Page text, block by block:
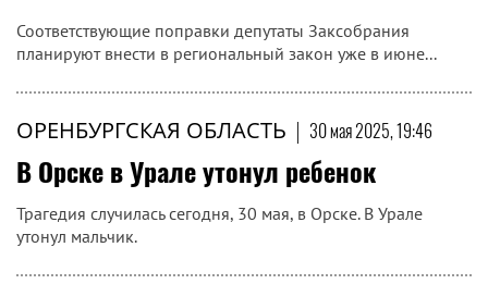
Соответствующие поправки депутаты Заксобрания
планируют внести в региональный закон уже в июне...
ОРЕНБУРГСКАЯ ОБЛАСТЬ | 30 мая 2025, 19:46
В Орске в Урале утонул ребенок
Трагедия случилась сегодня, 30 мая, в Орске. В Урале
утонул мальчик.